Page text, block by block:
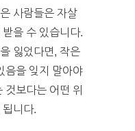
사람들은 자살
을 수 있습니다.
잃었다면, 작은
음을 잊지 말아야
것보다는 어떤 위
니다.